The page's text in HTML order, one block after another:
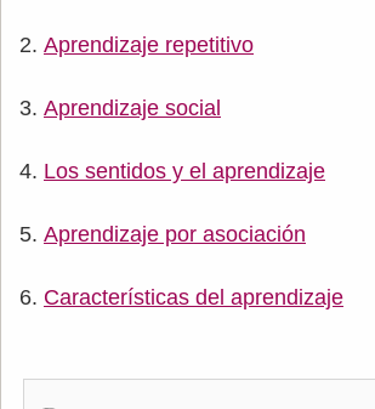
Aprendizaje repetitivo
Aprendizaje social
Los sentidos y el aprendizaje
Aprendizaje por asociación
Características del aprendizaje